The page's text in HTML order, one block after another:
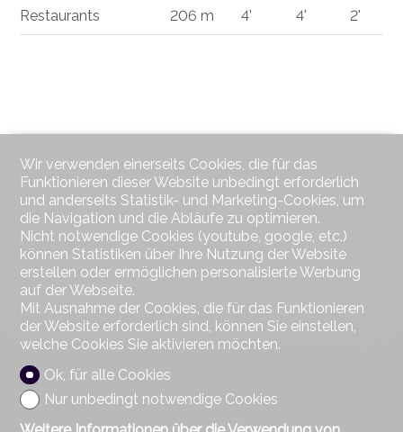
Restaurants 206 m 4' 4' 2'
Wir verwenden einerseits Cookies, die für das
Funktionieren dieser Website unbedingt erforderlich
und anderseits Statistik- und Marketing-Cookies, um
die Navigation und die Abläufe zu optimieren.
Nicht notwendige Cookies (youtube, google, etc.)
können Statistiken über Ihre Nutzung der Website
erstellen oder ermöglichen personalisierte Werbung
auf der Webseite.
Mit Ausnahme der Cookies, die für das Funktionieren
der Website erforderlich sind, können Sie einstellen,
welche Cookies Sie aktivieren möchten.
Ok, für alle Cookies
Nur unbedingt notwendige Cookies